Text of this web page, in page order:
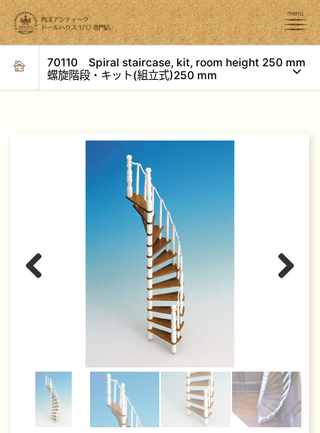
70110 Spiral staircase, kit, room height 250 mm
螺旋階段・キット(組立式)250 mm